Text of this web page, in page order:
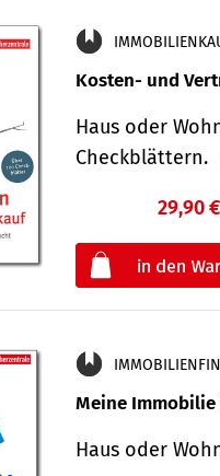
Kosten- und
Haus oder
Check­blättern.
29,90 €
Meine
Haus oder